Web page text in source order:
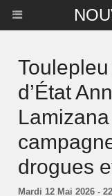
d’État
drogues
Mardi 12 Mai 2026 -